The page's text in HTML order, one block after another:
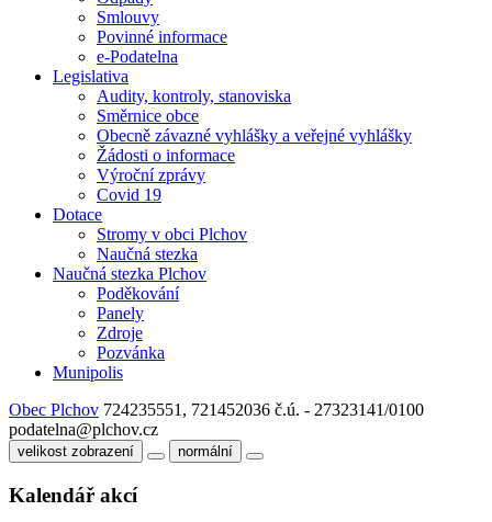
Smlouvy
Povinné informace
e-Podatelna
Legislativa
Audity, kontroly, stanoviska
Směrnice obce
Obecně závazné vyhlášky a veřejné vyhlášky
Žádosti o informace
Výroční zprávy
Covid 19
Dotace
Stromy v obci Plchov
Naučná stezka
Naučná stezka Plchov
Poděkování
Panely
Zdroje
Pozvánka
Munipolis
Obec Plchov 724235551, 721452036 č.ú. - 27323141/0100
podatelna@plchov.cz
velikost zobrazení normální
Kalendář akcí